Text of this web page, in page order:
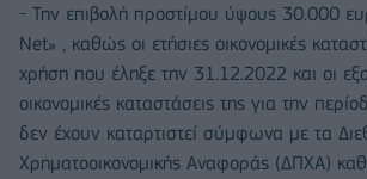
- Την επιβολή προστίμου ύψους 30.000
Net» , καθώς οι ετήσιες οικονομικές
χρήση που έληξε την 31.12.2022 και οι
οικονομικές καταστάσεις της για την
δεν έχουν καταρτιστεί σύμφωνα με τα
Χρηματοοικονομικής Αναφοράς (ΔΠΧΑ)